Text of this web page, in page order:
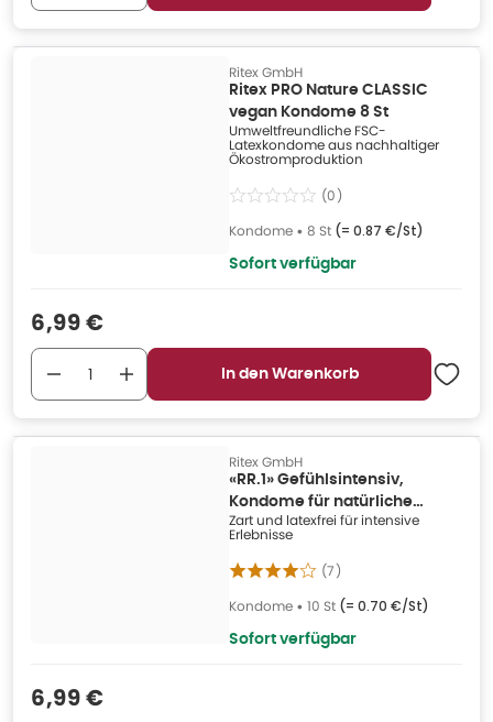
Ritex GmbH
Ritex PRO Nature CLASSIC
vegan Kondome 8 St
Umweltfreundliche FSC-
Latexkondome aus nachhaltiger
Ökostromproduktion
(0)
Kondome • 8 St (= 0.87 €/St)
Sofort verfügbar
Verkaufspreis
6,99 €
In den Warenkorb
Ritex GmbH
«RR.1» Gefühlsintensiv,
Kondome für natürliche
Gefühle (10 Kondome) 10 St
Zart und latexfrei für intensive
Erlebnisse
(7)
Kondome • 10 St (= 0.70 €/St)
Sofort verfügbar
Verkaufspreis
6,99 €